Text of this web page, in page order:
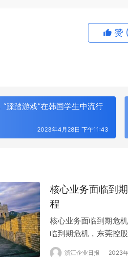
赞
踩踏游戏”在韩国学生中流行
2023年4月28日 下午11:43
核心业务面临到
程
核心业务面临到期危
临到期危机，东莞控
0.08，0.87%)
0.25%)改扩建工程有
浙江企业日报 2023
杭州大厦
CTHULHU：让时尚包
格轮廓